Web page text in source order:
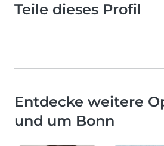
Teile dieses Profil
Entdecke weitere
und um Bonn